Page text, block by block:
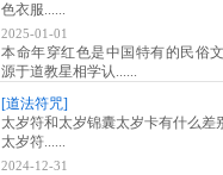
色衣服......
2025-01-01
本命年穿红色是中国特有的民俗文
源于道教星相学认......
[道法符咒]
太岁符和太岁锦囊太岁卡有什么差
太岁符......
2024-12-31